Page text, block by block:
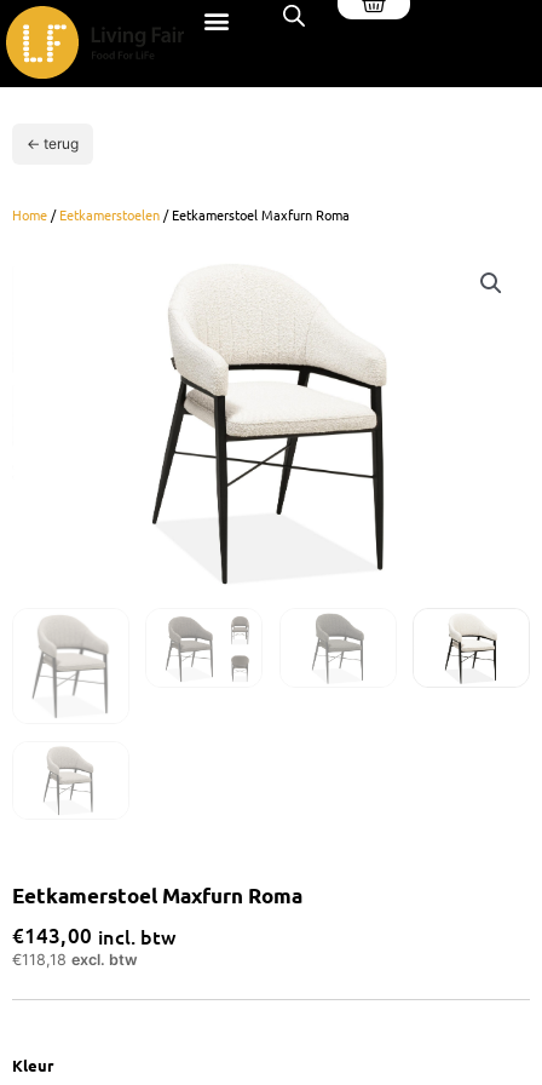
Ga
naar
de
inhoud
← terug
Home /Eetkamerstoelen / Eetkamerstoel Maxfurn Roma
Eetkamerstoel Maxfurn Roma
€143,00 incl. btw
€118,18 excl. btw
Kleur
Eetkamerstoel